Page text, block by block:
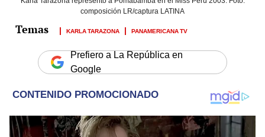
composición LR/captura LATINA
KARLA TARAZONA PANAMERICANA TV
Prefiero a La República en
Google